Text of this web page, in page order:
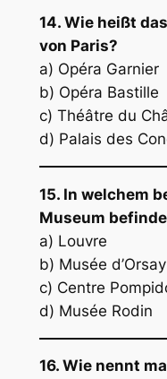
14. Wie heißt
von Paris?
a) Opéra Garnier
b) Opéra Bastille
c) Théâtre du
d) Palais des
15. In welchem
Museum
a) Louvre
b) Musée d’Orsay
c) Centre
d) Musée Rodin
16. Wie nennt